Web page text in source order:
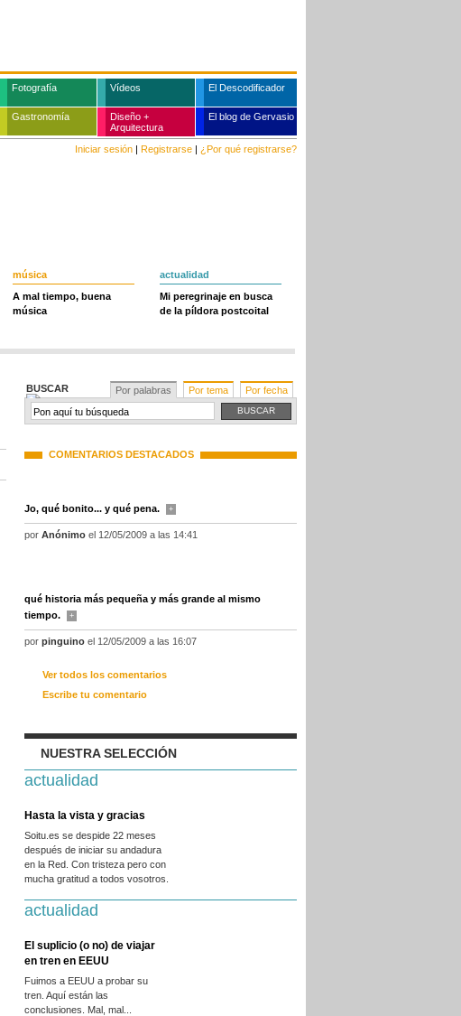
Fotografía Vídeos El Descodificador
Gastronomía
Diseño +
Arquitectura
El blog de Gervasio
Iniciar sesión | Registrarse | ¿Por qué registrarse?
música
A mal tiempo, buena
música
actualidad
Mi peregrinaje en busca
de la píldora postcoital
BUSCAR Por palabras Por tema Por fecha
COMENTARIOS DESTACADOS
Jo, qué bonito... y qué pena. +
por Anónimo el 12/05/2009 a las 14:41
qué historia más pequeña y más grande al mismo
tiempo.
+
por pinguino el 12/05/2009 a las 16:07
Ver todos los comentarios
Escribe tu comentario
NUESTRA SELECCIÓN
actualidad
Hasta la vista y gracias
Soitu.es se despide 22 meses
después de iniciar su andadura
en la Red. Con tristeza pero con
mucha gratitud a todos vosotros.
actualidad
El suplicio (o no) de viajar
en tren en EEUU
Fuimos a EEUU a probar su
tren. Aquí están las
conclusiones. Mal, mal...